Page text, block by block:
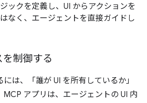
ックを定義し、UI からアクションを
なく、エージェントを直接ガイドし
制御する
は、「誰が UI を所有しているか」
MCP アプリは、エージェントの UI 内